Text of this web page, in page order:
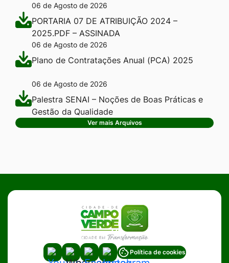
06 de Agosto de 2026
PORTARIA 07 DE ATRIBUIÇÃO 2024 –
2025.PDF – ASSINADA
06 de Agosto de 2026
Plano de Contratações Anual (PCA) 2025
06 de Agosto de 2026
Palestra SENAI – Noções de Boas Práticas e
Gestão da Qualidade
Ver mais Arquivos
AcessarAcessarAcessarAcessarPolítica de cookies